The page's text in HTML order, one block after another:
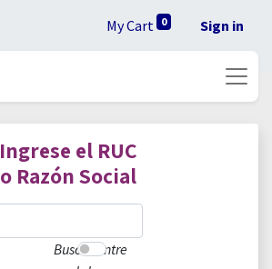
My Cart 0 Sign in
Ingrese el RUC
o Razón Social
Buscar entre